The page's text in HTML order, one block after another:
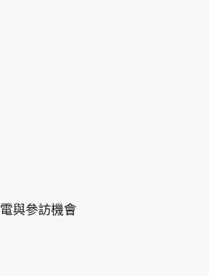
與參訪機會